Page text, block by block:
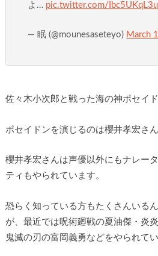
よ… pic.twitter.com/Ibc5UKqL3u
— 眠 (@mounesaseteyo) March
佐々木小次郎と戦った海の神ポセイド
ポセイドンを演じるのは櫻井孝宏さん
櫻井孝宏さんは声優以外にもナレー
ティもやられています。
恐らく知っている方もたくさんいる
が、最近では呪術廻戦の夏油傑・炎
鬼滅の刃の富岡義勇などをやられてい